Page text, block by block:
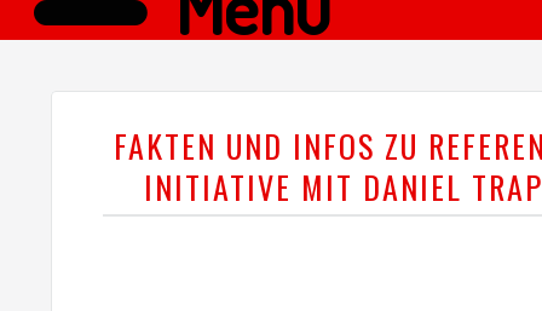
FAKTEN UND INFOS ZU
INITIATIVE MIT DANIEL